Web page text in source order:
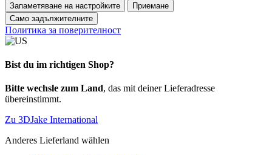
Запаметяване на настройките
Приемане
Само задължителните
Политика за поверителност
Bist du im richtigen Shop?
Bitte wechsle zum Land, das mit deiner Lieferadresse
übereinstimmt.
Zu 3DJake International
Anderes Lieferland wählen